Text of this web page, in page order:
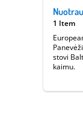
1 Item
stovi
kaimu.